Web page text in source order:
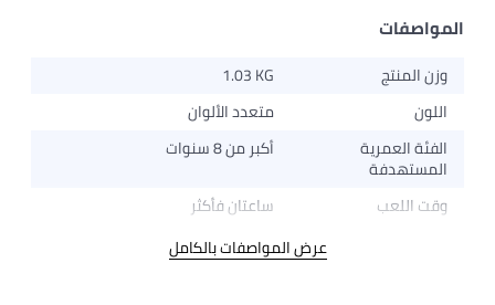
المواصفات
وزن المنتج
1.03 KG
اللون
متعدد الألوان
الفئة العمرية
المستهدفة
أكبر من 8 سنوات
وقت اللعب
ساعتان فأكثر
عرض المواصفات بالكامل